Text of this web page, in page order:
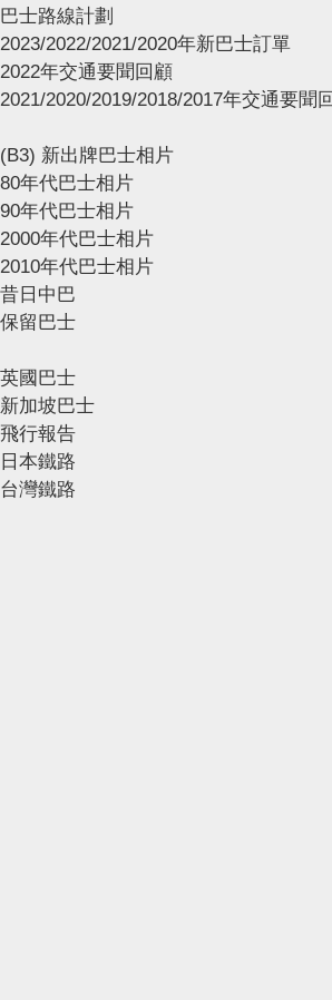
巴士路線計劃
2023/2022/2021/2020年新巴士訂單
2022年交通要聞回顧
2021/2020/2019/2018/2017年交通要聞
(B3) 新出牌巴士相片
80年代巴士相片
90年代巴士相片
2000年代巴士相片
2010年代巴士相片
昔日中巴
保留巴士
英國巴士
新加坡巴士
飛行報告
日本鐵路
台灣鐵路